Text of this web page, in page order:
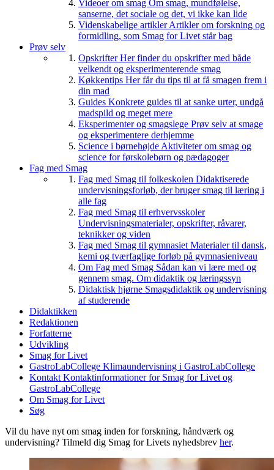
Videoer om smag Om smag, mundfølelse,
sanserne, det sociale og det, vi ikke kan lide
Videnskabelige artiklerArtikler om forskning og
formidling, som Smag for Livet står bag
Prøv selv
OpskrifterHer finder du opskrifter med både
velkendt og eksperimenterende smag
Køkkentips Her får du tips til at få smagen frem i
din mad
Guides Konkrete guides til at sanke urter, undgå
madspild og meget mere
Eksperimenter og smagslege Prøv selv at smage
og eksperimentere derhjemme
Science i børnehøjde Aktiviteter om smag og
science for førskolebørn og pædagoger
Fag med Smag
Fag med Smag til folkeskolen Didaktiserede
undervisningsforløb, der bruger smag til læring i
alle fag
Fag med Smag til erhvervsskoler
Undervisningsmaterialer, opskrifter, råvarer,
teknikker og viden
Fag med Smag til gymnasiet Materialer til dansk,
kemi og tværfaglige forløb på gymnasieniveau
Om Fag med Smag Sådan kan vi lære med og
gennem smag. Om didaktik og læringssyn
Didaktisk hjørne Smagsdidaktik og undervisning
af studerende
Didaktikken
Redaktionen
Forfatterne
Udvikling
Smag for Livet
GastroLabCollege Klimaundervisning i GastroLabCollege
Kontakt Kontaktinformationer for Smag for Livet og
GastroLabCollege
Om Smag for Livet
Søg
Vil du have nyt om smag inden for forskning, håndværk og
undervisning? Tilmeld dig Smag for Livets nyhedsbrev her.